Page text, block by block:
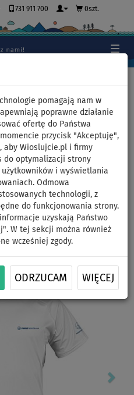
pomagają nam w
poprawne działanie
ofertę do Państwa
przycisk "Akceptuję",
aby Wioslujcie.pl i firmy
do optymalizacji strony
i wyświetlania
Odmowa
technologii, z
do funkcjonowania strony.
uzyskają Państwo
W tej sekcji można również
wcześniej zgody.
ODRZUCAM WIĘCEJ
731 911 700 0szt.
lycra
STAMP
-